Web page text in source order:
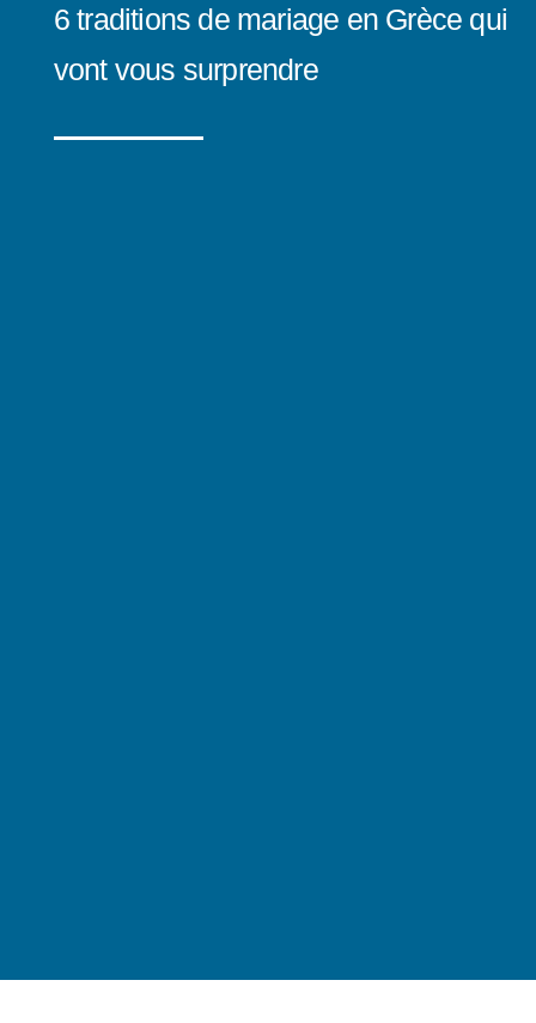
6 traditions de mariage en Grèce qui
vont vous surprendre